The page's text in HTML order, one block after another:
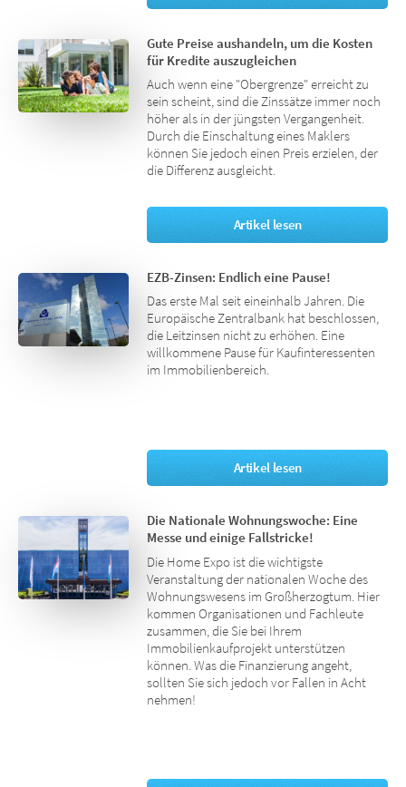
Gute Preise aushandeln, um die Kosten
für Kredite auszugleichen
Auch wenn eine "Obergrenze" erreicht zu
sein scheint, sind die Zinssätze immer noch
höher als in der jüngsten Vergangenheit.
Durch die Einschaltung eines Maklers
können Sie jedoch einen Preis erzielen, der
die Differenz ausgleicht.
Artikel lesen
EZB-Zinsen: Endlich eine Pause!
Das erste Mal seit eineinhalb Jahren. Die
Europäische Zentralbank hat beschlossen,
die Leitzinsen nicht zu erhöhen. Eine
willkommene Pause für Kaufinteressenten
im Immobilienbereich.
Artikel lesen
Die Nationale Wohnungswoche: Eine
Messe und einige Fallstricke!
Die Home Expo ist die wichtigste
Veranstaltung der nationalen Woche des
Wohnungswesens im Großherzogtum. Hier
kommen Organisationen und Fachleute
zusammen, die Sie bei Ihrem
Immobilienkaufprojekt unterstützen
können. Was die Finanzierung angeht,
sollten Sie sich jedoch vor Fallen in Acht
nehmen!